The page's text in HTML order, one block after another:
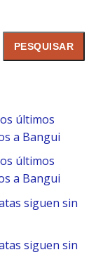
PESQUISAR
últimos
a Bangui
últimos
a Bangui
siguen sin
siguen sin